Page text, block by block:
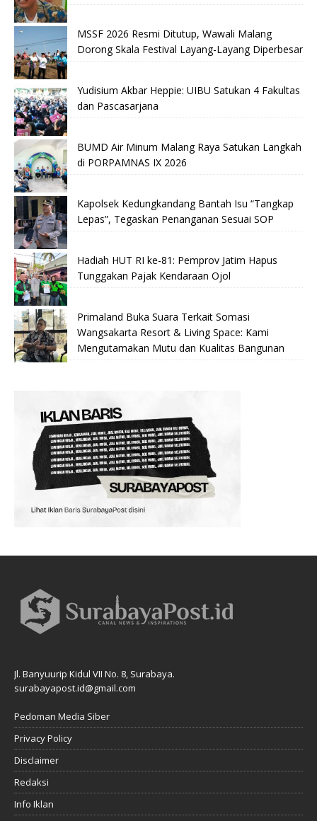
MSSF 2026 Resmi Ditutup, Wawali Malang
Dorong Skala Festival Layang-Layang Diperbesar
Yudisium Akbar Heppie: UIBU Satukan 4 Fakultas
dan Pascasarjana
BUMD Air Minum Malang Raya Satukan Langkah
di PORPAMNAS IX 2026
Kapolsek Kedungkandang Bantah Isu “Tangkap
Lepas”, Tegaskan Penanganan Sesuai SOP
Hadiah HUT RI ke-81: Pemprov Jatim Hapus
Tunggakan Pajak Kendaraan Ojol
Primaland Buka Suara Terkait Somasi
Wangsakarta Resort & Living Space: Kami
Mengutamakan Mutu dan Kualitas Bangunan
Jl. Banyuurip Kidul VII No. 8, Surabaya.
surabayapost.id@gmail.com
Pedoman Media Siber
Privacy Policy
Disclaimer
Redaksi
Info Iklan